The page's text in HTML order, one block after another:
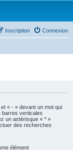
Connexion
Inscription
« - » devant un mot qui
barres verticales
un astérisque « * »
des recherches
élément